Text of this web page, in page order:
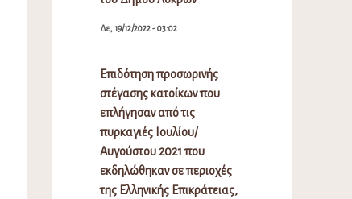
Δε, 19/12/2022 - 03:02
Επιδότηση προσωρινής
στέγασης κατοίκων που
επλήγησαν από τις
πυρκαγιές Ιουλίου/
Αυγούστου 2021 που
εκδηλώθηκαν σε περιοχές
της Ελληνικής Επικράτειας,